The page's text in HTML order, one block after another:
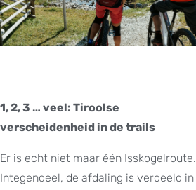
1, 2, 3 … veel: Tiroolse
verscheidenheid in de trails
Er is echt niet maar één Isskogelroute.
Integendeel, de afdaling is verdeeld in